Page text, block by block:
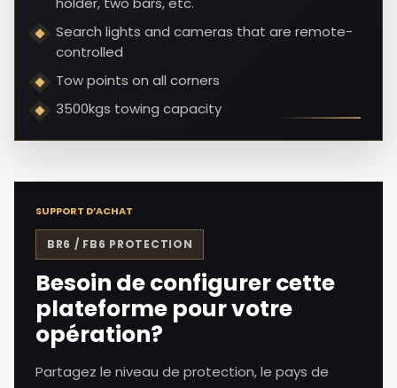
Search lights and cameras that are remote-
controlled
Tow points on all corners
3500kgs towing capacity
SUPPORT D’ACHAT
BR6 / FB6 PROTECTION
Besoin de configurer cette
plateforme pour votre
opération?
Partagez le niveau de protection, le pays de